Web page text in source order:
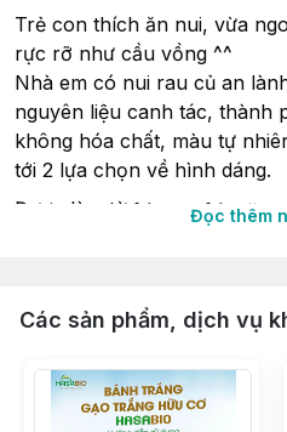
Trẻ con thích ăn nui, vừa
rực rỡ như cầu vồng ^^
Nhà em có nui rau củ an
nguyên liệu canh tác, thành
không hóa chất, màu tự
tới 2 lựa chọn về hình dáng.
Được làm từ 𝒃𝒐̣̂𝒕 𝒈𝒂̣𝒐, 𝒃𝒐̣̂𝒕 𝒏𝒂̆𝒏𝒈,
Nấu lên nui không bị nát, sợi
trộn sốt hay nấu soup đều
cần luộc nui chín, thêm thịt
có bữa ngon cho bé. Cuối
Đọc thêm
Các sản phẩm, dịch vụ